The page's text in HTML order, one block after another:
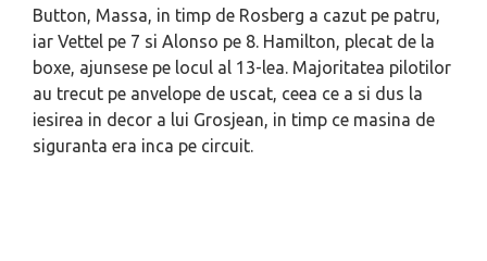
Button, Massa, in timp de Rosberg a cazut pe patru,
iar Vettel pe 7 si Alonso pe 8. Hamilton, plecat de la
boxe, ajunsese pe locul al 13-lea. Majoritatea pilotilor
au trecut pe anvelope de uscat, ceea ce a si dus la
iesirea in decor a lui Grosjean, in timp ce masina de
siguranta era inca pe circuit.